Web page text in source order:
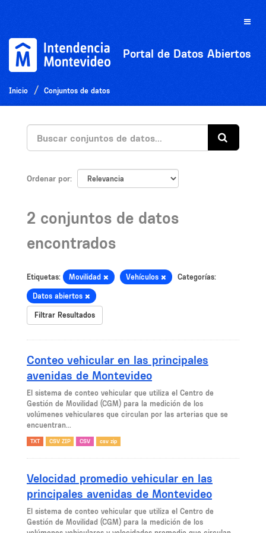
Toggle
Portal de Datos Abiertos
Inicio Conjuntos de datos
Ordenar por
2 conjuntos de datos
encontrados
Etiquetas: Movilidad Vehículos Categorías:
Datos abiertos
Filtrar Resultados
Conteo vehicular en las principales
avenidas de Montevideo
El sistema de conteo vehicular que utiliza el Centro de
Gestión de Movilidad (CGM) para la medición de los
volúmenes vehiculares que circulan por las arterias que se
encuentran...
TXT CSV ZIP CSV csv zip
Velocidad promedio vehicular en las
principales avenidas de Montevideo
El sistema de conteo vehicular que utiliza el Centro de
Gestión de Movilidad (CGM) para la medición de los